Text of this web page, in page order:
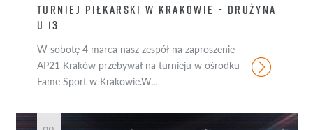
TURNIEJ PIŁKARSKI W KRAKOWIE - DRUŻYNA
U 13
W sobotę 4 marca nasz zespół na zaproszenie
AP21 Kraków przebywał na turnieju w ośrodku
Fame Sport w Krakowie.W...